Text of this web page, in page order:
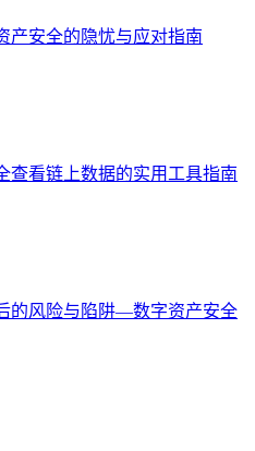
产安全的隐忧与应对指南
查看链上数据的实用工具指南
的风险与陷阱—数字资产安全